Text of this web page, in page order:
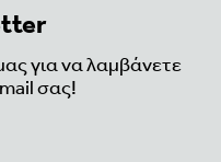
για να λαμβάνετε
σας!